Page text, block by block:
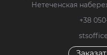
Нетеченская
+38